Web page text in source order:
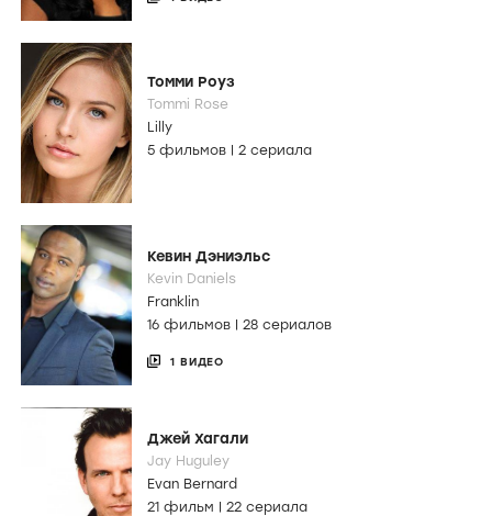
Томми Роуз
Tommi Rose
Lilly
5 фильмов
2 сериала
Кевин Дэниэльс
Kevin Daniels
Franklin
16 фильмов | 28 сериалов
1 ВИДЕО
Джей Хагали
Jay Huguley
Evan Bernard
21 фильм | 22 сериала